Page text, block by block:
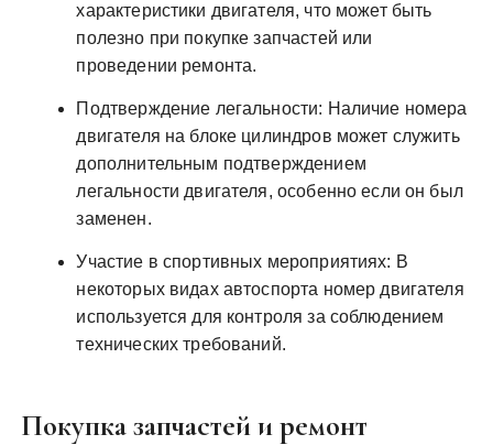
характеристики двигателя, что может быть
полезно при покупке запчастей или
проведении ремонта.
Подтверждение легальности: Наличие номера
двигателя на блоке цилиндров может служить
дополнительным подтверждением
легальности двигателя, особенно если он был
заменен.
Участие в спортивных мероприятиях: В
некоторых видах автоспорта номер двигателя
используется для контроля за соблюдением
технических требований.
Покупка запчастей и ремонт